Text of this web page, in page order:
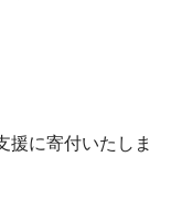
援に寄付いたしま